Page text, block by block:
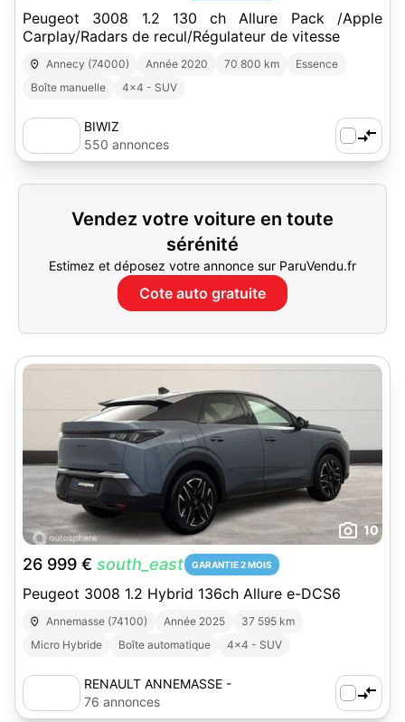
Peugeot 3008 1.2 130 ch Allure Pack /Apple
Carplay/Radars de recul/Régulateur de vitesse
Annecy (74000) Année 2020 70 800 km
Essence
Boîte manuelle
4x4 - SUV
BIWIZ
550 annonces
Vendez votre voiture en toute
sérénité
Estimez et déposez votre annonce sur ParuVendu.fr
Cote auto gratuite
10
26 999 € south_east GARANTIE 2 MOIS
Peugeot 3008 1.2 Hybrid 136ch Allure e-DCS6
Annemasse (74100) Année 2025
37 595 km
Micro Hybride
Boîte automatique 4x4 - SUV
RENAULT ANNEMASSE -
AUTOSPHERE
76 annonces